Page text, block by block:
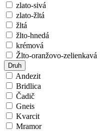
zlato-sivá
zlato-žltá
žltá
žlto-hnedá
krémová
Žlto-oranžovo-zelienkavá
Druh
Andezit
Bridlica
Čadič
Gneis
Kvarcit
Mramor